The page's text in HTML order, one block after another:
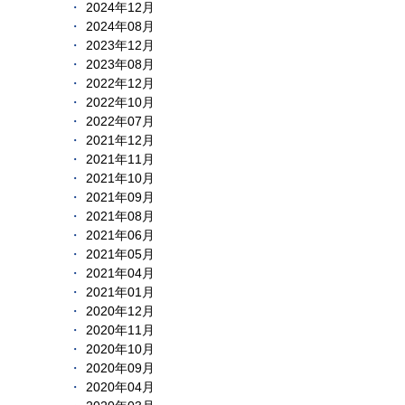
2024年12月
2024年08月
2023年12月
2023年08月
2022年12月
2022年10月
2022年07月
2021年12月
2021年11月
2021年10月
2021年09月
2021年08月
2021年06月
2021年05月
2021年04月
2021年01月
2020年12月
2020年11月
2020年10月
2020年09月
2020年04月